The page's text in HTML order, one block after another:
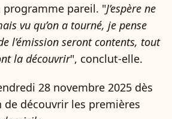
pareil. "J’espère ne
vu qu’on a tourné, je pense
l’émission seront contents, tout
la découvrir", conclut-elle.
28 novembre 2025 dès
de découvrir les premières